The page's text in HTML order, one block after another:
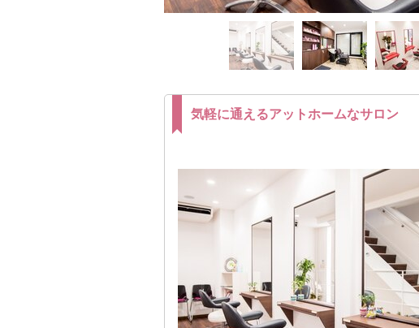
気軽に通えるアットホームなサロン